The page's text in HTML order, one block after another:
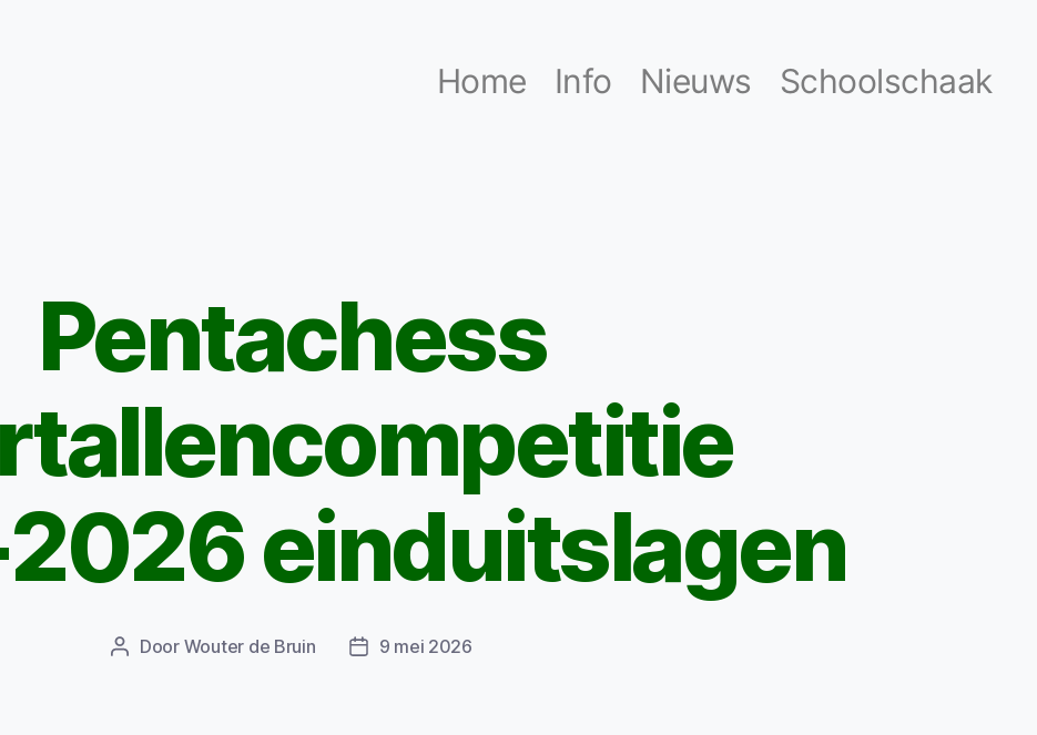
Home Info Nieuws Schoolschaak
Pentachess
einduitslagen
Berichtauteur
Door Wouter de Bruin Berichtdatum
9 mei 2026